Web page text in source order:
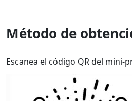
Método de
Escanea el código QR del mini-